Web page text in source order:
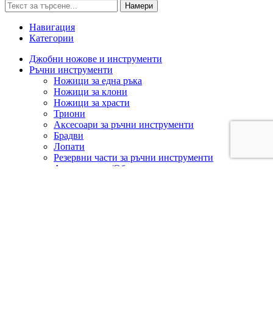
Намери
Навигация
Категории
Джобни ножове и инструменти
Ръчни инструменти
Ножици за една ръка
Ножици за клони
Ножици за храсти
Триони
Аксесоари за ръчни инструменти
Брадви
Лопати
Резервни части за ръчни инструменти
Ашладисване/Облагородяване